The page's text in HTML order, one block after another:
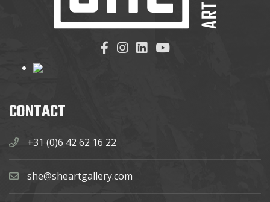
CONTACT
+31 (0)6 42 62 16 22
she@sheartgallery.com